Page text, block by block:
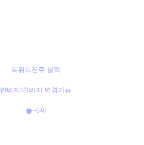
트위드진주 블랙
반바지/긴바지 변경가능
돌~6세